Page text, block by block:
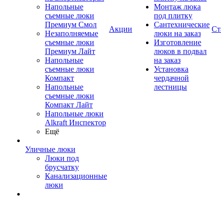
Напольные
съемные люки
Премиум Смол
Незаполняемые
съемные люки
Премиум Лайт
Напольные
съемные люки
Компакт
Напольные
съемные люки
Компакт Лайт
Напольные люки
Alkraft Инспектор
Ещё
Уличные люки
Люки под
брусчатку
Канализационные
люки
Акции
Монтаж люка
под плитку
Сантехнические
люки на заказ
Изготовление
люков в подвал
на заказ
Установка
чердачной
лестницы